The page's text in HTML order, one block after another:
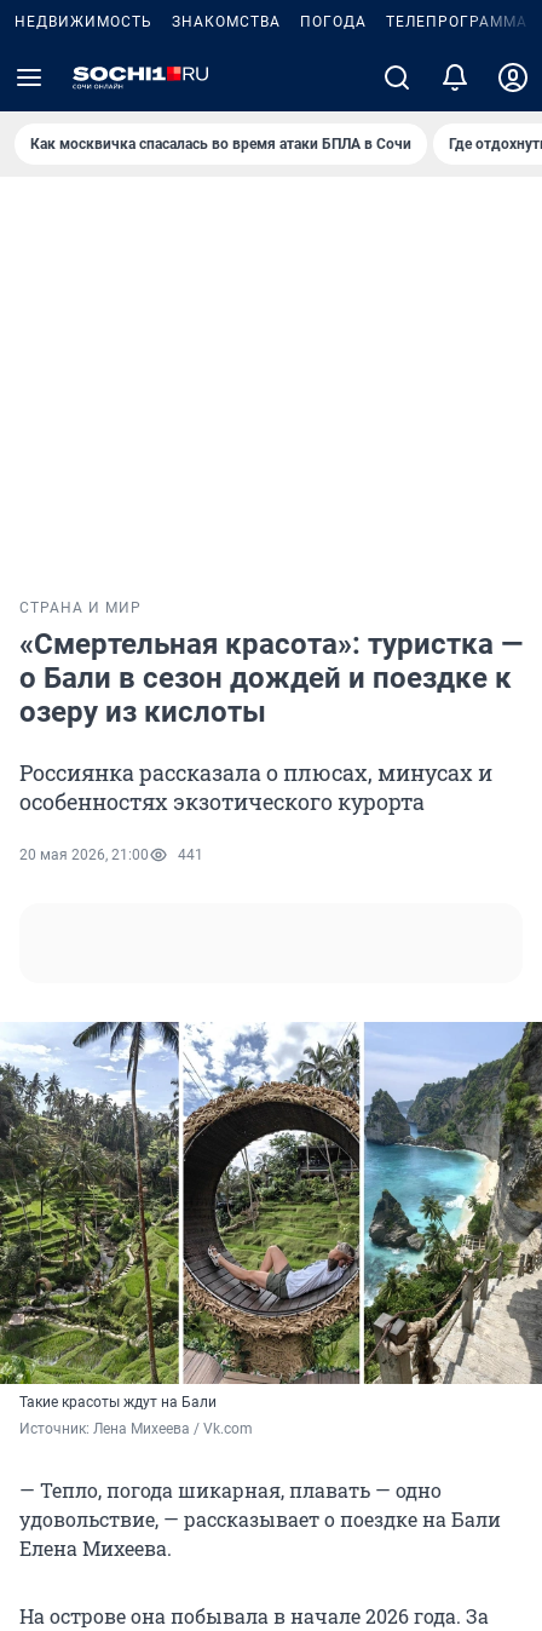
НЕДВИЖИМОСТЬ ЗНАКОМСТВА ПОГОДА ТЕЛЕПРОГРАММА
Как москвичка спасалась во время атаки БПЛА в Сочи Где
СТРАНА И МИР
«Смертельная красота»: туристка —
о Бали в сезон дождей и поездке к
озеру из кислоты
Россиянка рассказала о плюсах, минусах и
особенностях экзотического курорта
20 мая 2026, 21:00 441
Такие красоты ждут на Бали
Источник: Лена Михеева / Vk.com
— Тепло, погода шикарная, плавать — одно
удовольствие, — рассказывает о поездке на Бали
Елена Михеева.
На острове она побывала в начале 2026 года. За